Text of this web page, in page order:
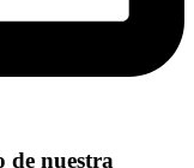
de nuestra